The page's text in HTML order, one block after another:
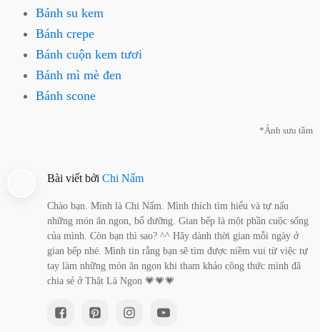
Bánh su kem
Bánh crepe
Bánh cuộn kem tươi
Bánh mì mè đen
Bánh scone
*Ảnh sưu tầm
Bài viết bởi Chi Nấm
Chào bạn. Mình là Chi Nấm. Mình thích tìm hiểu và tự nấu
những món ăn ngon, bổ dưỡng. Gian bếp là một phần cuộc sống
của mình. Còn bạn thì sao? ^^ Hãy dành thời gian mỗi ngày ở
gian bếp nhé. Mình tin rằng bạn sẽ tìm được niềm vui từ việc tự
tay làm những món ăn ngon khi tham khảo công thức mình đã
chia sẻ ở Thật Là Ngon 💗💗💗